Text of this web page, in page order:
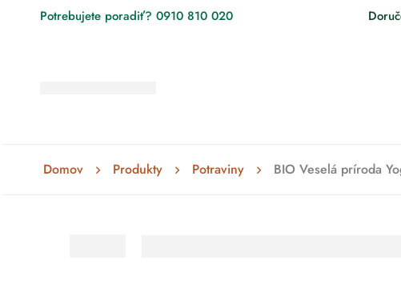
Potrebujete poradiť? 0910 810 020
Domov Produkty Potraviny BIO Veselá príroda